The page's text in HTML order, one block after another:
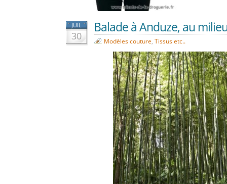
JUIL
30
Balade à Anduze, au
Modèles couture, Tissus etc..